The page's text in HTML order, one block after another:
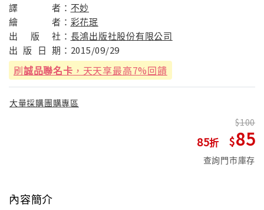
譯
者： 不妙
繪
者： 彩花珉
出
版 社： 長鴻出版社股份有限公司
出 版 日 期： 2015/09/29
刷誠品聯名卡 ，天天享最高7%回饋
大量採購團購專區
85
100
85
查詢門市庫存
內容簡介